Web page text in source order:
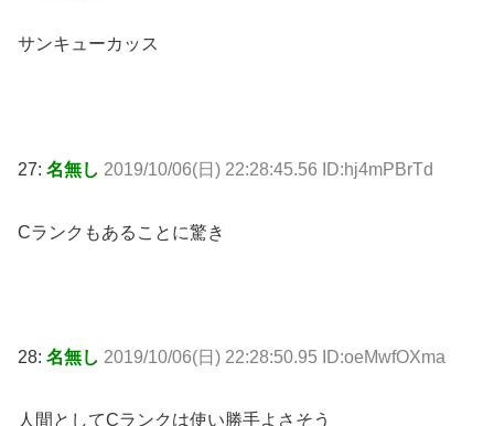
サンキューカッス
27: 名無し 2019/10/06(日) 22:28:45.56 ID:hj4mPBrTd
Cランクもあることに驚き
28: 名無し 2019/10/06(日) 22:28:50.95 ID:oeMwfOXma
人間としてCランクは使い勝手よさそう